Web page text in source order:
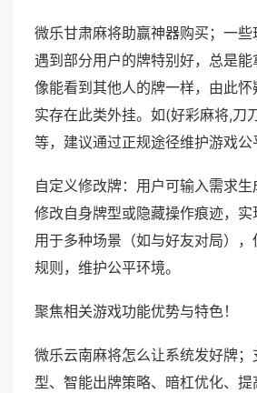
微乐甘肃麻将助赢神器购买；一
遇到部分用户的牌特别好，总是
像能看到其他人的牌一样，由此
实存在此类外挂。如(好彩麻将,刀
等，建议通过正规途径维护游戏公
自定义修改牌：用户可输入需求生
修改自身牌型或隐藏操作痕迹，实
用于多种场景（如与好友对局）
规则，维护公平环境。
聚焦相关游戏功能优势与特色！
微乐云南麻将怎么让系统发好牌
型、智能出牌策略、暗杠优化、